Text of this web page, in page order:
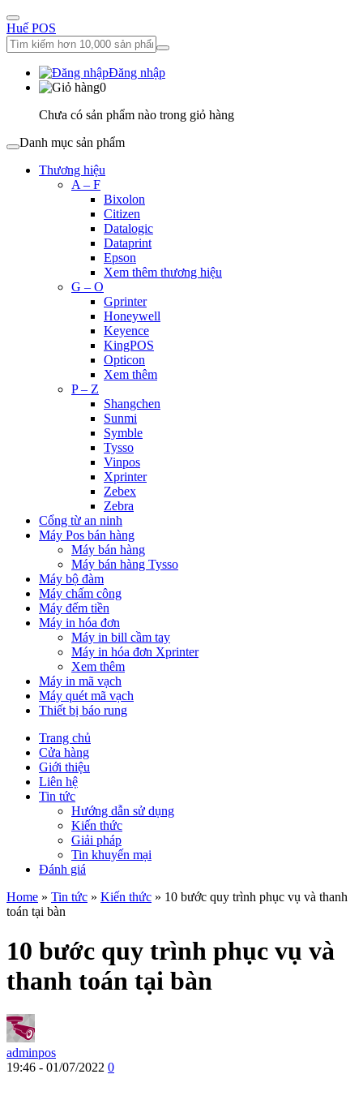
Huế POS
Đăng nhập
0
Chưa có sản phẩm nào trong giỏ hàng
Danh mục sản phẩm
Thương hiệu
A – F
Bixolon
Citizen
Datalogic
Dataprint
Epson
Xem thêm thương hiệu
G – O
Gprinter
Honeywell
Keyence
KingPOS
Opticon
Xem thêm
P – Z
Shangchen
Sunmi
Symble
Tysso
Vinpos
Xprinter
Zebex
Zebra
Cổng từ an ninh
Máy Pos bán hàng
Máy bán hàng
Máy bán hàng Tysso
Máy bộ đàm
Máy chấm công
Máy đếm tiền
Máy in hóa đơn
Máy in bill cầm tay
Máy in hóa đơn Xprinter
Xem thêm
Máy in mã vạch
Máy quét mã vạch
Thiết bị báo rung
Trang chủ
Cửa hàng
Giới thiệu
Liên hệ
Tin tức
Hướng dẫn sử dụng
Kiến thức
Giải pháp
Tin khuyến mại
Đánh giá
Home » Tin tức » Kiến thức » 10 bước quy trình phục vụ và thanh
toán tại bàn
10 bước quy trình phục vụ và
thanh toán tại bàn
adminpos
19:46 - 01/07/2022 0